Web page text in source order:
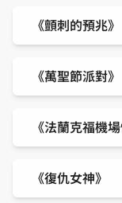
《顫刺的預兆》
《萬聖節派對》
《法蘭克福機場
《復仇女神》